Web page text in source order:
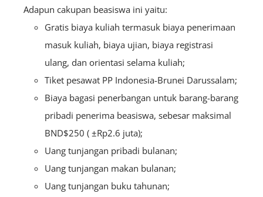
Adapun cakupan beasiswa ini yaitu:
Gratis biaya kuliah termasuk biaya penerimaan
masuk kuliah, biaya ujian, biaya registrasi
ulang, dan orientasi selama kuliah;
Tiket pesawat PP Indonesia-Brunei Darussalam;
Biaya bagasi penerbangan untuk barang-barang
pribadi penerima beasiswa, sebesar maksimal
BND$250 ( ±Rp2.6 juta);
Uang tunjangan pribadi bulanan;
Uang tunjangan makan bulanan;
Uang tunjangan buku tahunan;